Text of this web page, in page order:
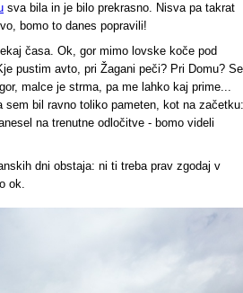
sva bila in je bilo prekrasno. Nisva pa takrat
bomo to danes popravili!
časa. Ok, gor mimo lovske koče pod
pustim avto, pri Žagani peči? Pri Domu? Se
malce je strma, pa me lahko kaj prime...
sem bil ravno toliko pameten, kot na začetku:
na trenutne odločitve - bomo videli
dni obstaja: ni ti treba prav zgodaj v
ok.